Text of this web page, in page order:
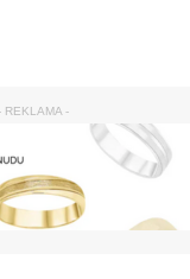
REKLAMA -